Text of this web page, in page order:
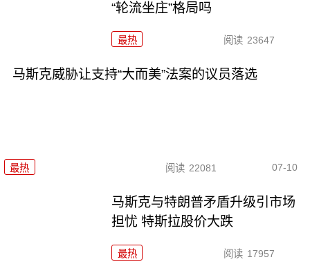
“轮流坐庄”格局吗
最热 阅读 23647
马斯克威胁让支持“大而美”法案的议员落选
最热 阅读 22081 07-10
马斯克与特朗普矛盾升级引市场
担忧 特斯拉股价大跌
最热 阅读 17957